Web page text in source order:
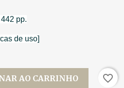
pp.
de uso]
AO CARRINHO favorite_border